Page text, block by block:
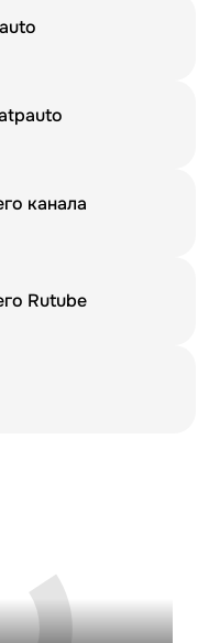
канала
Rutube